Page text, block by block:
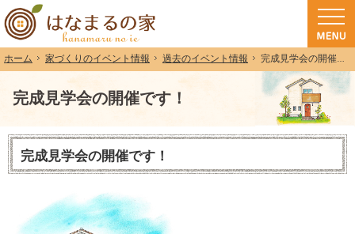
ホーム 家づくりのイベント情報 過去のイベント情報 完成見学会の開催です！
完成見学会の開催です！
和歌山（和歌山市・岩出市・海南市・紀の川市）で注文住宅(長期優良住宅・
注文住宅・高気密高断熱・長期優良住宅・ZEH・耐震なら（和歌山・和歌山市）
完成見学会の開催です！